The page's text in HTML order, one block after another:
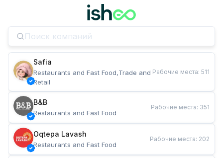
Safia
Restaurants and Fast Food,Trade and
Retail
Рабочие места: 511
B&B
Restaurants and Fast Food
Рабочие места: 351
Oqtepa Lavash
Restaurants and Fast Food
Рабочие места: 202